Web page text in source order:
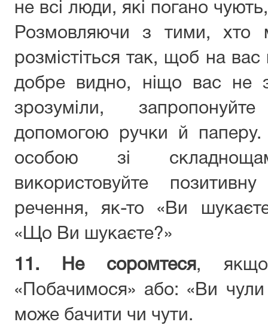
не всі люди, які погано
Розмовляючи з тими, хто
розмістіться так, щоб на вас
добре видно, ніщо вас не
зрозуміли,
допомогою ручки й
особою зі
використовуйте
речення, як-то «Ви
«Що Ви шукаєте?»
11. Не соромтеся , якщо
«Побачимося» або: «Ви
може бачити чи чути.